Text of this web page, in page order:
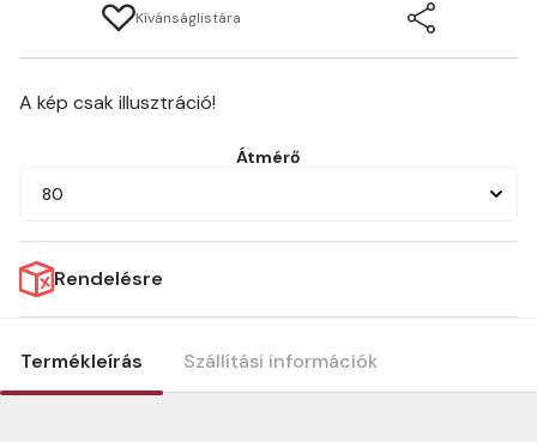
Kívánságlistára
A kép csak illusztráció!
Átmérő
80
Rendelésre
Termékleírás Szállítási információk